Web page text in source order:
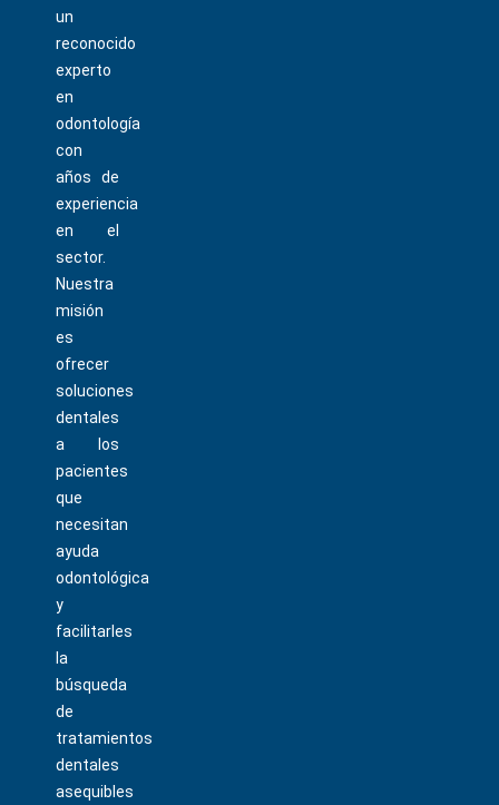
un
reconocido
experto
en
odontología
con
años de
experiencia
en el
sector.
Nuestra
misión
es
ofrecer
soluciones
dentales
a los
pacientes
que
necesitan
ayuda
odontológica
y
facilitarles
la
búsqueda
de
tratamientos
dentales
asequibles